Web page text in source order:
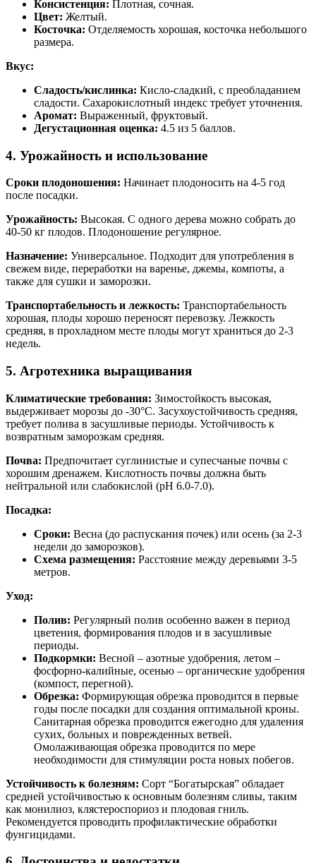
Консистенция: Плотная, сочная.
Цвет: Желтый.
Косточка: Отделяемость хорошая, косточка небольшого
размера.
Вкус:
Сладость/кислинка: Кисло-сладкий, с преобладанием
сладости. Сахарокислотный индекс требует уточнения.
Аромат: Выраженный, фруктовый.
Дегустационная оценка: 4.5 из 5 баллов.
4. Урожайность и использование
Сроки плодоношения: Начинает плодоносить на 4-5 год
после посадки.
Урожайность: Высокая. С одного дерева можно собрать до
40-50 кг плодов. Плодоношение регулярное.
Назначение: Универсальное. Подходит для употребления в
свежем виде, переработки на варенье, джемы, компоты, а
также для сушки и заморозки.
Транспортабельность и лежкость: Транспортабельность
хорошая, плоды хорошо переносят перевозку. Лежкость
средняя, в прохладном месте плоды могут храниться до 2-3
недель.
5. Агротехника выращивания
Климатические требования: Зимостойкость высокая,
выдерживает морозы до -30°C. Засухоустойчивость средняя,
требует полива в засушливые периоды. Устойчивость к
возвратным заморозкам средняя.
Почва: Предпочитает суглинистые и супесчаные почвы с
хорошим дренажем. Кислотность почвы должна быть
нейтральной или слабокислой (pH 6.0-7.0).
Посадка:
Сроки: Весна (до распускания почек) или осень (за 2-3
недели до заморозков).
Схема размещения: Расстояние между деревьями 3-5
метров.
Уход:
Полив: Регулярный полив особенно важен в период
цветения, формирования плодов и в засушливые
периоды.
Подкормки: Весной – азотные удобрения, летом –
фосфорно-калийные, осенью – органические удобрения
(компост, перегной).
Обрезка: Формирующая обрезка проводится в первые
годы после посадки для создания оптимальной кроны.
Санитарная обрезка проводится ежегодно для удаления
сухих, больных и поврежденных ветвей.
Омолаживающая обрезка проводится по мере
необходимости для стимуляции роста новых побегов.
Устойчивость к болезням: Сорт “Богатырская” обладает
средней устойчивостью к основным болезням сливы, таким
как монилиоз, клястероспориоз и плодовая гниль.
Рекомендуется проводить профилактические обработки
фунгицидами.